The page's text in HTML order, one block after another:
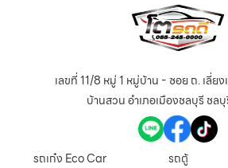
เลขที่ 11/8 หมู่ 1 หมู่บ้าน - ซอย ถ. เลี่ย
บ้านสวน อำเภอเมืองชลบุรี ชล
รถเก๋ง Eco Car
รถตู้